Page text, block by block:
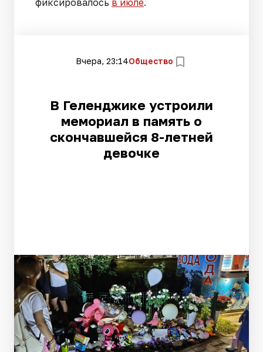
Вчера, 23:14Общество
В Геленджике устроили
мемориал в память о
скончавшейся 8-летней
девочке